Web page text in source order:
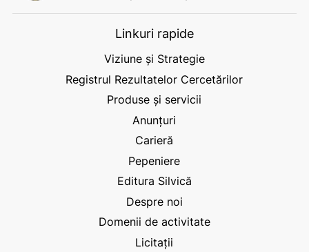
Linkuri rapide
Viziune și Strategie
Registrul Rezultatelor Cercetărilor
Produse și servicii
Anunțuri
Carieră
Pepeniere
Editura Silvică
Despre noi
Domenii de activitate
Licitații